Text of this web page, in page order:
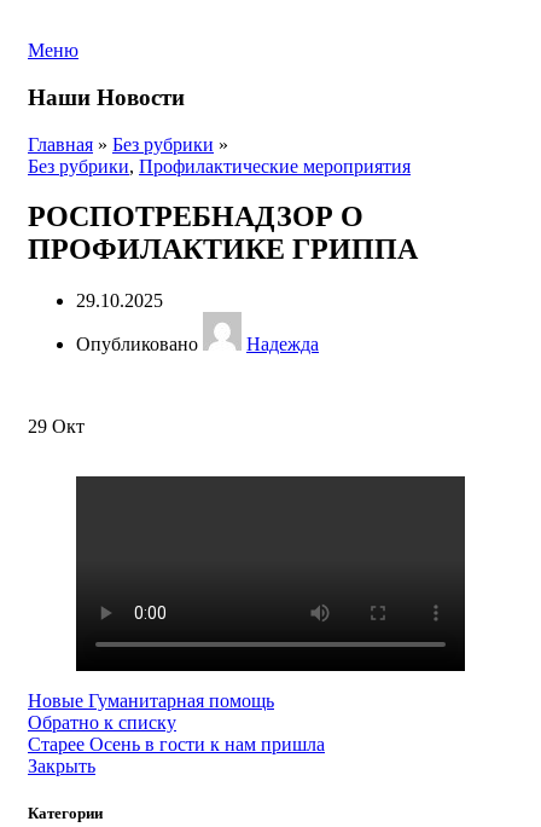
Меню
Наши Новости
Главная » Без рубрики »
Без рубрики, Профилактические мероприятия
РОСПОТРЕБНАДЗОР О
ПРОФИЛАКТИКЕ ГРИППА
29.10.2025
Опубликовано Надежда
29 Окт
Новые Гуманитарная помощь
Обратно к списку
Старее Осень в гости к нам пришла
Закрыть
Категории